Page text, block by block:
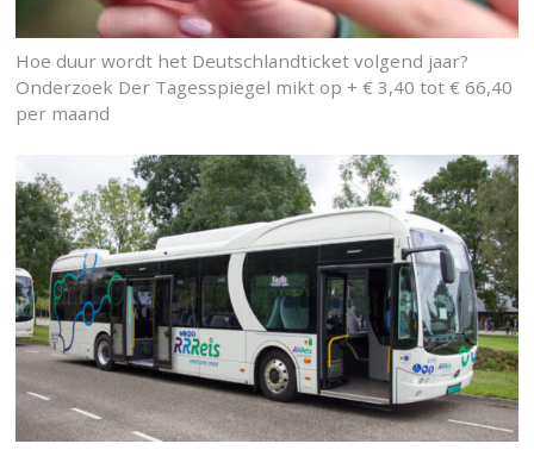
Hoe duur wordt het Deutschlandticket volgend jaar?
Onderzoek Der Tagesspiegel mikt op + € 3,40 tot € 66,40
per maand